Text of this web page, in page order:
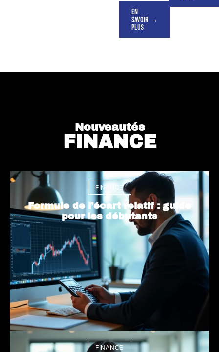
EN
SAVOIR
PLUS
Nouveautés
FINANCE
FINANCE
Formule de l’écart relatif : guide
pour les débutants
FINANCE